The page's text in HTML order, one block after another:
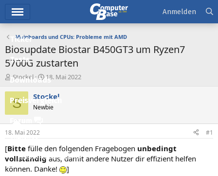
Ticker
Tests
Downloads
Preisvergleich
Forum
Aktuelles
Empfohlene Inhalte
Neue Beiträge
Anmelden
Mainboards und CPUs: Probleme mit AMD
Biosupdate Biostar B450GT3 um Ryzen7
5700G zustarten
E
r
s
t
e
r
Stockel
E
r
s
t
e
t
a
18. Mai 2022
S Stockel
Newbie
18. Mai 2022 #1
[Bitte fülle den folgenden Fragebogen unbedingt
vollständig aus, damit andere Nutzer dir effizient helfen
können. Danke!
]